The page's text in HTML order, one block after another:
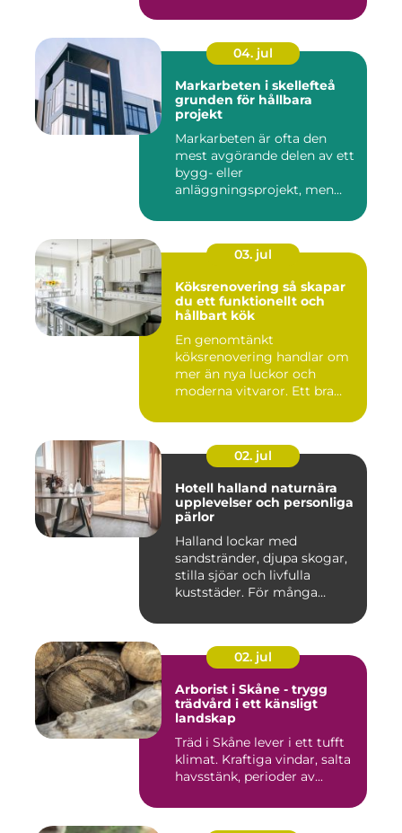
04. jul
Markarbeten i skellefteå
grunden för hållbara
projekt
Markarbeten är ofta den
mest avgörande delen av ett
bygg- eller
anläggningsprojekt, men
03. jul
Köksrenovering så skapar
du ett funktionellt och
hållbart kök
En genomtänkt
köksrenovering handlar om
mer än nya luckor och
moderna vitvaror. Ett bra
02. jul
Hotell halland naturnära
upplevelser och personliga
pärlor
Halland lockar med
sandstränder, djupa skogar,
stilla sjöar och livfulla
kuststäder. För många
02. jul
Arborist i Skåne - trygg
trädvård i ett känsligt
landskap
Träd i Skåne lever i ett tufft
klimat. Kraftiga vindar, salta
havsstänk, perioder av...